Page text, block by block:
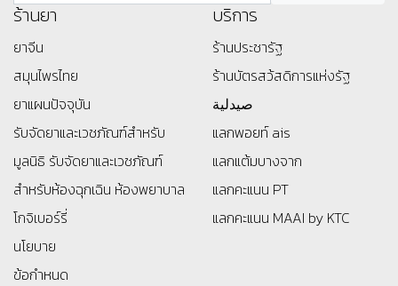
ร้านยา
ยาจีน
สมุนไพรไทย
ยาแผนปัจจุบัน
รับจัดยาและเวชภัณฑ์สำหรับ
มูลนิธิ รับจัดยาและเวชภัณฑ์
สำหรับห้องฉุกเฉิน ห้องพยาบาล
โกจิเบอร์รี่
นโยบาย
ข้อกำหนด
บริการ
ร้านประชารัฐ
ร้านบัตรสว้สดิการแห่งรัฐ
صيدلية
แลกพอยท์ ais
แลกแต้มบางจาก
แลกคะแนน PT
แลกคะแนน MAAI by KTC